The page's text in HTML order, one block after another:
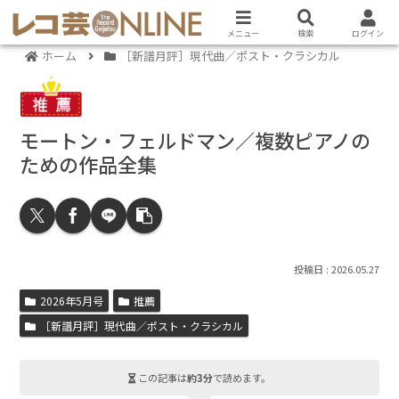
ホーム ［新譜月評］現代曲／ポスト・クラシカル
モートン・フェルドマン／複数ピアノの
ための作品全集
2026.05.27
2026年5月号
推薦
［新譜月評］現代曲／ポスト・クラシカル
この記事は約3分で読めます。
メニュー 検索 ログイン